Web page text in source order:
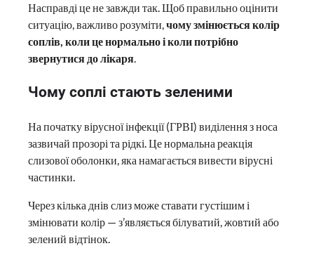
Насправді це не завжди так. Щоб правильно оцінити
ситуацію, важливо розуміти,чому змінюється колір
соплів, коли це нормально і коли потрібно
звернутися до лікаря.
Чому соплі стають зеленими
На початку вірусної інфекції (ГРВІ) виділення з носа
зазвичай прозорі та рідкі. Це нормальна реакція
слизової оболонки, яка намагається вивести вірусні
частинки.
Через кілька днів слиз може ставати густішим і
змінювати колір — з’являється білуватий, жовтий або
зелений відтінок.